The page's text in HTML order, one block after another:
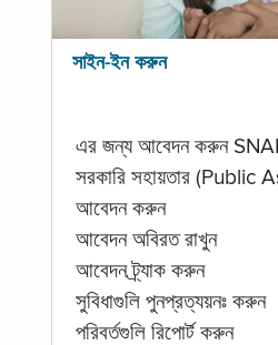
সাইন-ইন করুন
এর জন্য আবেদন করুন
সরকারি সহায়তার (Public
আবেদন করুন
আবেদন অবিরত রাখুন
আবেদন ট্র্যাক করুন
সুবিধাগুলি পুনপ্রত্যয়নঃ করুন
পরিবর্তগুলি রিপোর্ট করুন